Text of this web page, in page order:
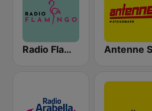
Radio Flamingo